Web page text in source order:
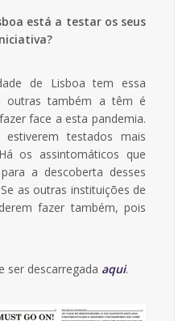
está a testar os seus
de Lisboa tem essa
outras também a têm é
face a esta pandemia.
testados mais
os assintomáticos que
a descoberta desses
as outras instituições de
fazer também, pois
ser descarregada aqui.